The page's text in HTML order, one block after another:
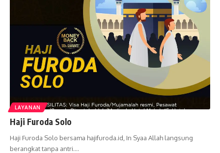
LAYANAN
Haji Furoda Solo
Haji Furoda Solo bersama hajifuroda.id, In Syaa Allah langsung
berangkat tanpa antri.…